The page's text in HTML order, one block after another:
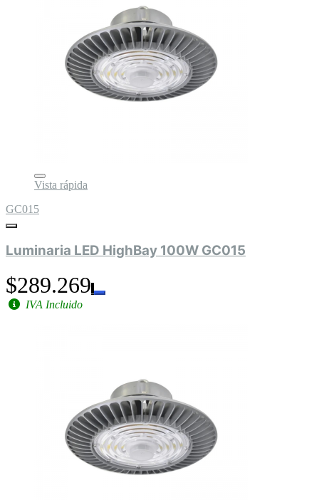
Vista rápida
GC015
Luminaria LED HighBay 100W GC015
$289.269
IVA Incluido